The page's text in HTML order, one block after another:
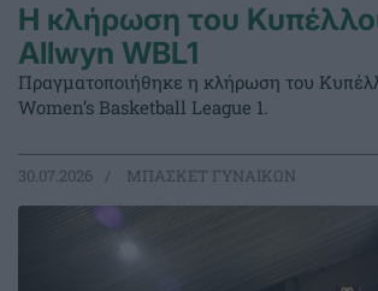
Η κλήρωση του
Allwyn WBL1
Πραγματοποιήθηκε η κλήρωση του
Women’s Basketball League 1.
30.07.2026 ΜΠΑΣΚΕΤ ΓΥΝΑΙΚΩΝ